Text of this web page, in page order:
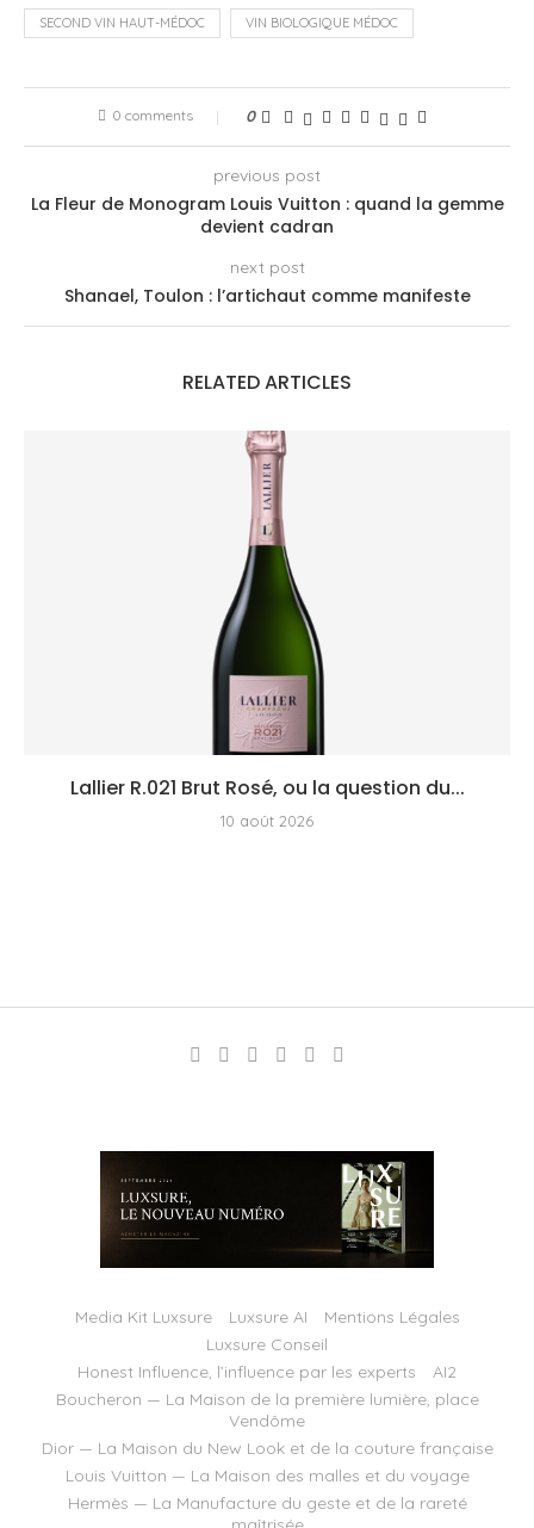
SECOND VIN HAUT-MÉDOC VIN BIOLOGIQUE MÉDOC
0 comments 0
previous post
La Fleur de Monogram Louis Vuitton : quand la gemme
devient cadran
next post
Shanael, Toulon : l’artichaut comme manifeste
RELATED ARTICLES
Lallier R.021 Brut Rosé, ou la question du...
10 août 2026
Media Kit Luxsure Luxsure AI
Mentions Légales
Luxsure Conseil
Honest Influence, l’influence par les experts
AI2
Boucheron — La Maison de la première lumière, place
Vendôme
Dior — La Maison du New Look et de la couture française
Louis Vuitton — La Maison des malles et du voyage
Hermès — La Manufacture du geste et de la rareté